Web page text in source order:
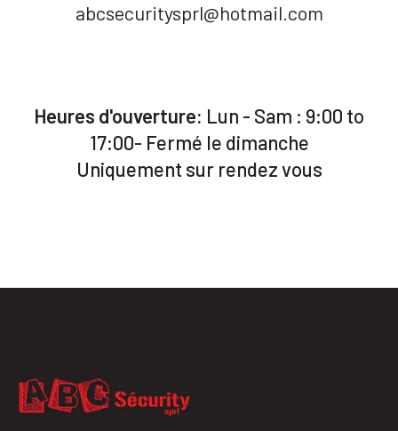
abcsecuritysprl@hotmail.com
Heures d'ouverture: Lun - Sam : 9:00 to
17:00- Fermé le dimanche
Uniquement sur rendez vous